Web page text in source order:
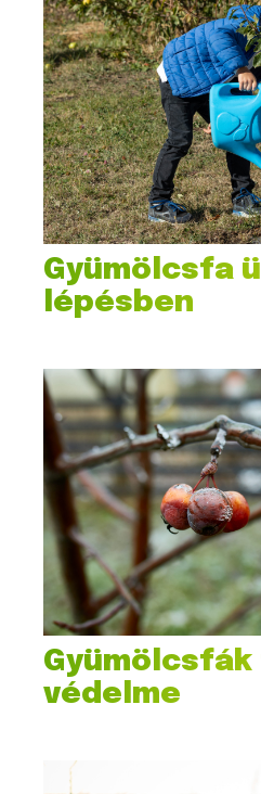
Gyümölcsfa
lépésben
védelme